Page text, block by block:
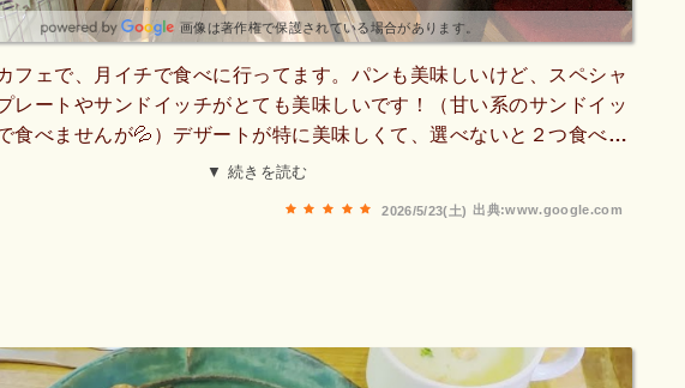
画像は著作権で保護されている場合があります。
フェで、月イチで食べに行ってます。パンも美味しいけど、スペシャ
レートやサンドイッチがとても美味しいです！（甘い系のサンドイッ
食べませんが💦）デザートが特に美味しくて、選べないと２つ食べて
デザートまでいただくと3,000円オーバーしてしまうこともありま
▼ 続きを読む
出典:www.google.com
2026/5/23(土)